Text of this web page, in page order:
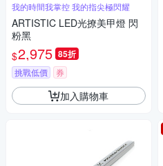
我的時間我掌控 我的指尖極閃耀
ARTISTIC LED光撩美甲燈 閃
粉黑
$2,975 85折
挑戰低價 券
加入購物車